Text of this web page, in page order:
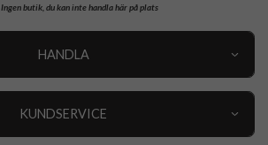
Ingen butik, du kan inte handla här på plats
HANDLA
KUNDSERVICE